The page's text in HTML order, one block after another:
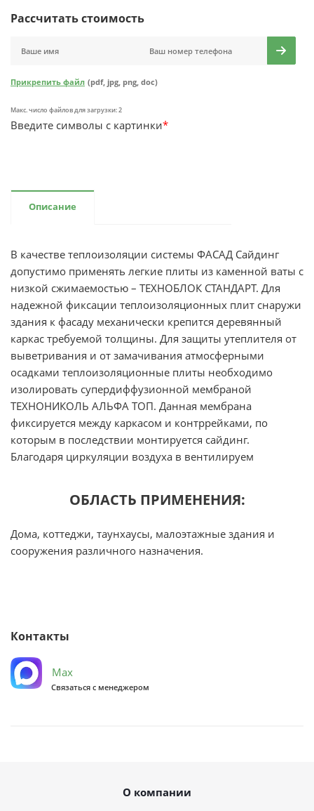
Рассчитать стоимость
Прикрепить файл (pdf, jpg, png, doc)
Макс. число файлов для загрузки: 2
Введите символы с картинки*
Описание
В качестве теплоизоляции системы ФАСАД Сайдинг
допустимо применять легкие плиты из каменной ваты с
низкой сжимаемостью – ТЕХНОБЛОК СТАНДАРТ. Для
надежной фиксации теплоизоляционных плит снаружи
здания к фасаду механически крепится деревянный
каркас требуемой толщины. Для защиты утеплителя от
выветривания и от замачивания атмосферными
осадками теплоизоляционные плиты необходимо
изолировать супердиффузионной мембраной
ТЕХНОНИКОЛЬ АЛЬФА ТОП. Данная мембрана
фиксируется между каркасом и контррейками, по
которым в последствии монтируется сайдинг.
Благодаря циркуляции воздуха в вентилируем
ОБЛАСТЬ ПРИМЕНЕНИЯ:
Дома, коттеджи, таунхаусы, малоэтажные здания и
сооружения различного назначения.
Контакты
Max
Связаться с менеджером
О компании